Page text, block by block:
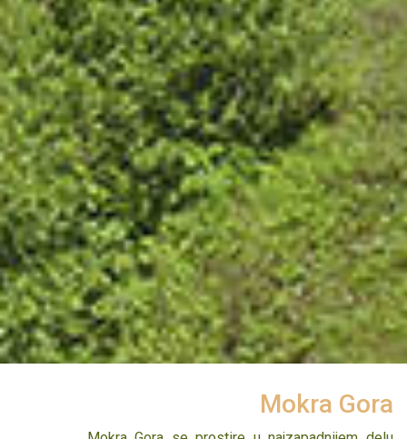
jezera čini preko 600 vrsta a u akumulacijama
evidentirano je 14 vrsta riba tako da će netaknuta
priroda i lepota jezera Zaovine na Tari upotpuniće
Vaš ribolovni dan. Zavod za zaštitu prirode Srbije
selo Zaovine na Tari je svrstao pod režim zaštite.
Račanska prepisivačka škola. U toku Drugog
svetskog rata ovde je od Nemaca sklonjeno
Miroslavljevo Jevanđelje, najstarija srpska
knjiga napisana u XII veku. Deo svetih mošti
Kralja Dragutina od nedavno se nalaze u ovom
hramu zahvaljujući Patrijahu srpskom gospodinu
Pavlu, inače jedno vreme monahu u samom
manastiru.
Mokra Gora